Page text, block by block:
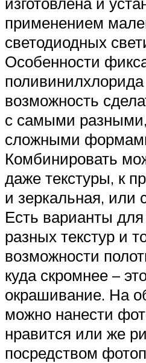
применением
светодиодных
Особенности
возможность
с самыми
сложными
Комбинировать
даже текстуры, к
и зеркальная, или
Есть варианты
разных текстур и
возможности
куда скромнее –
окрашивание. На
можно нанести
нравится или же
посредством